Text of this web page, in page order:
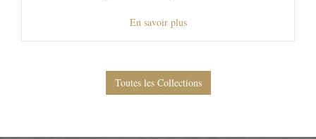
En savoir plus
Toutes les Collections